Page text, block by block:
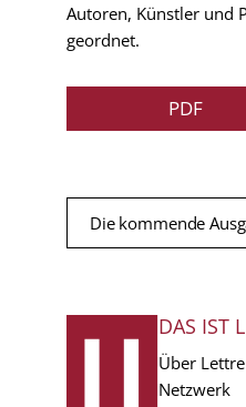
Autoren, Künstler und
geordnet.
PDF
Die kommende
DAS IST
Über Lettre
Netzwerk